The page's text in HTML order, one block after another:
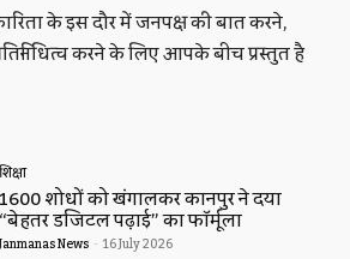
के इस दौर में जनपक्ष की बात करने,
करने के लिए आपके बीच प्रस्तुत है
शिक्षा
1600 शोधों को खंगालकर कानपुर ने दिया
“बेहतर डिजिटल पढ़ाई” का फॉर्मूला
Janmanas News - 16 July 2026